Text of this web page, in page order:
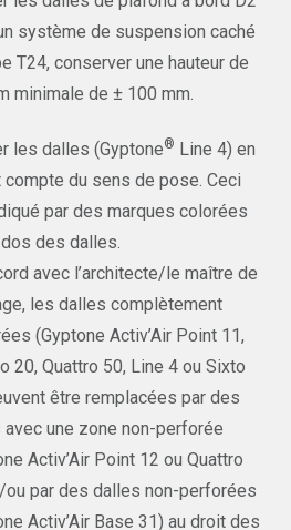
système de suspension caché
T24, conserver une hauteur de
minimale de ± 100 mm.
les dalles (Gyptone® Line 4) en
compte du sens de pose. Ceci
par des marques colorées
des dalles.
avec l’architecte/le maître de
les dalles complètement
(Gyptone Activ’Air Point 11,
20, Quattro 50, Line 4 ou Sixto
être remplacées par des
une zone non-perforée
Activ’Air Point 12 ou Quattro
par des dalles non-perforées
Activ’Air Base 31) au droit des